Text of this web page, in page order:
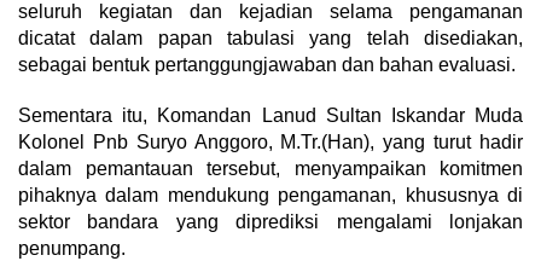
seluruh kegiatan dan kejadian selama pengamanan
dicatat dalam papan tabulasi yang telah disediakan,
sebagai bentuk pertanggungjawaban dan bahan evaluasi.
Sementara itu, Komandan Lanud Sultan Iskandar Muda
Kolonel Pnb Suryo Anggoro, M.Tr.(Han), yang turut hadir
dalam pemantauan tersebut, menyampaikan komitmen
pihaknya dalam mendukung pengamanan, khususnya di
sektor bandara yang diprediksi mengalami lonjakan
penumpang.